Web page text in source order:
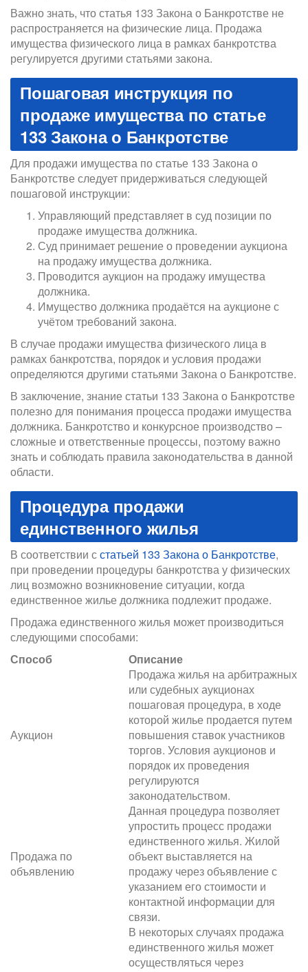
Важно знать, что статья 133 Закона о Банкротстве не
распространяется на физические лица. Продажа
имущества физического лица в рамках банкротства
регулируется другими статьями закона.
Пошаговая инструкция по
продаже имущества по статье
133 Закона о Банкротстве
Для продажи имущества по статье 133 Закона о
Банкротстве следует придерживаться следующей
пошаговой инструкции:
Управляющий представляет в суд позиции по
продаже имущества должника.
Суд принимает решение о проведении аукциона
на продажу имущества должника.
Проводится аукцион на продажу имущества
должника.
Имущество должника продаётся на аукционе с
учётом требований закона.
В случае продажи имущества физического лица в
рамках банкротства, порядок и условия продажи
определяются другими статьями Закона о Банкротстве.
В заключение, знание статьи 133 Закона о Банкротстве
полезно для понимания процесса продажи имущества
должника. Банкротство и конкурсное производство –
сложные и ответственные процессы, поэтому важно
знать и соблюдать правила законодательства в данной
области.
Процедура продажи
единственного жилья
В соответствии сстатьей 133 Закона о Банкротстве,
при проведении процедуры банкротства у физических
лиц возможно возникновение ситуации, когда
единственное жилье должника подлежит продаже.
Продажа единственного жилья может производиться
следующими способами:
Способ
Описание
Аукцион
Продажа жилья на арбитражных
или судебных аукционах
пошаговая процедура, в ходе
которой жилье продается путем
повышения ставок участников
торгов. Условия аукционов и
порядок их проведения
регулируются
законодательством.
Продажа по
объявлению
Данная процедура позволяет
упростить процесс продажи
единственного жилья. Жилой
объект выставляется на
продажу через объявление с
указанием его стоимости и
контактной информации для
связи.
В некоторых случаях продажа
единственного жилья может
осуществляться через